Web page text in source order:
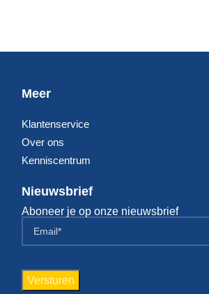
Meer
Klantenservice
Over ons
Kenniscentrum
Nieuwsbrief
Aboneer je op onze nieuwsbrief